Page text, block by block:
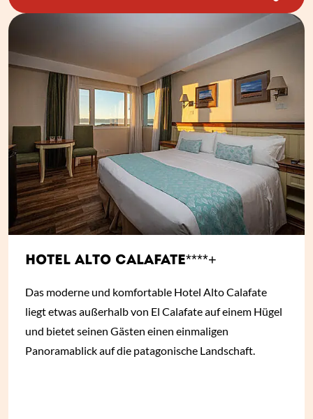
HOTEL ALTO CALAFATE****+
Das moderne und komfortable Hotel Alto Calafate
liegt etwas außerhalb von El Calafate auf einem Hügel
und bietet seinen Gästen einen einmaligen
Panoramablick auf die patagonische Landschaft.